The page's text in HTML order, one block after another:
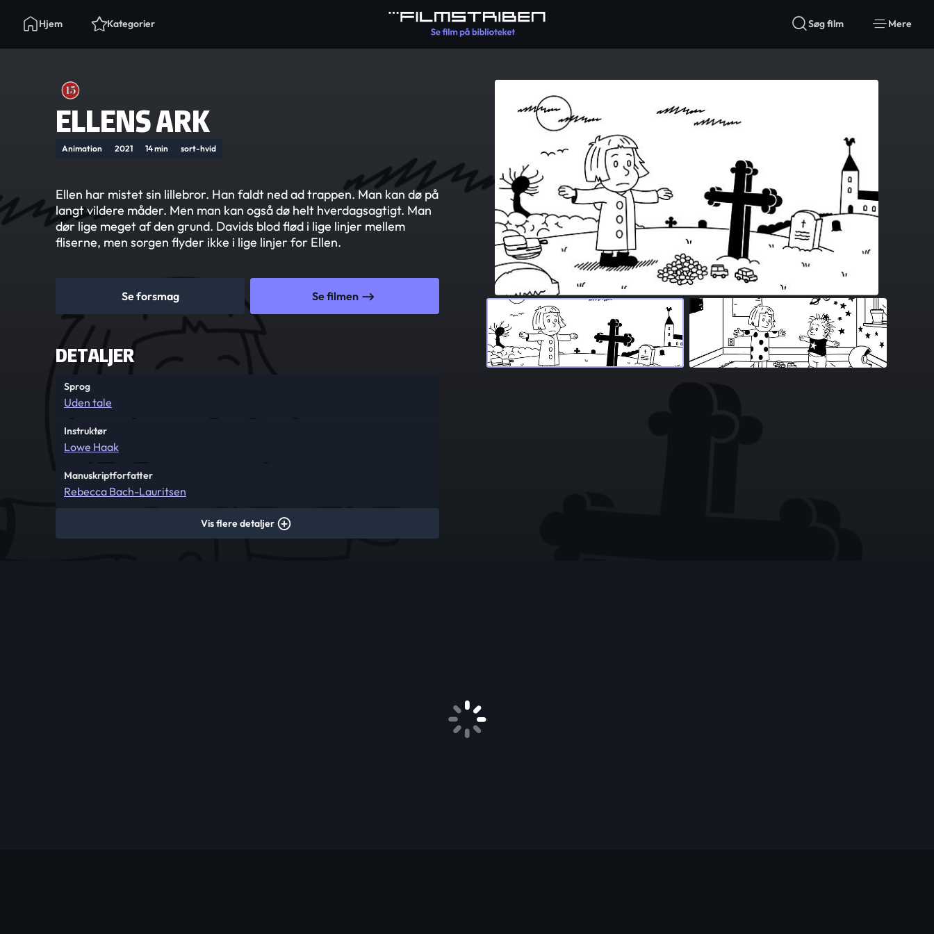
Hjem Kategorier Søg film Mere
ELLENS ARK
Animation 2021 14 min sort-hvid
Ellen har mistet sin lillebror. Han faldt ned ad trappen. Man kan dø på
langt vildere måder. Men man kan også dø helt hverdagsagtigt. Man
dør lige meget af den grund. Davids blod flød i lige linjer mellem
fliserne, men sorgen flyder ikke i lige linjer for Ellen.
Se forsmag Se filmen
DETALJER
Sprog
Uden tale
Instruktør
Lowe Haak
Manuskriptforfatter
Rebecca Bach-Lauritsen
Vis flere detaljer